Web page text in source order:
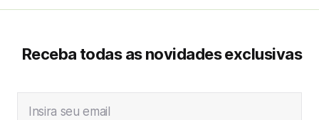
Receba todas as novidades exclusivas
Insira seu email